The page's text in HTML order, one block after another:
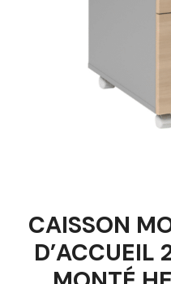
CAISSON
D’ACCUEIL